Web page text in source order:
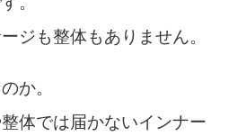
ジも整体もありません。
か。
体では届かないインナー